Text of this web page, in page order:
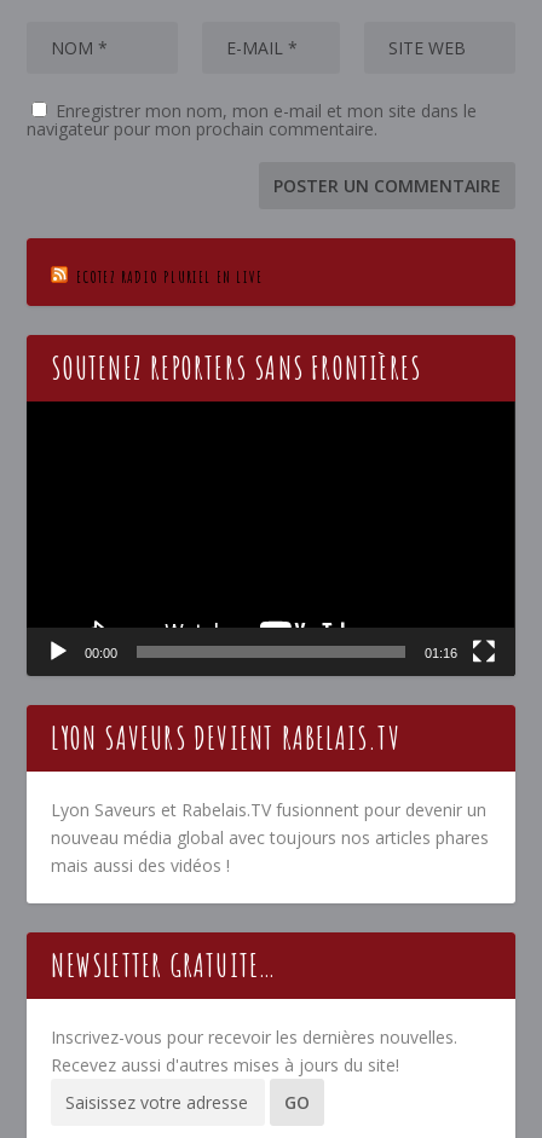
Enregistrer mon nom, mon e-mail et mon site dans le
navigateur pour mon prochain commentaire.
ECOTEZ RADIO PLURIEL EN LIVE
SOUTENEZ REPORTERS SANS FRONTIÈRES
00:00 01:16
LYON SAVEURS DEVIENT RABELAIS.TV
Lyon Saveurs et Rabelais.TV fusionnent pour devenir un
nouveau média global avec toujours nos articles phares
mais aussi des vidéos !
NEWSLETTER GRATUITE…
Inscrivez-vous pour recevoir les dernières nouvelles.
Recevez aussi d'autres mises à jours du site!